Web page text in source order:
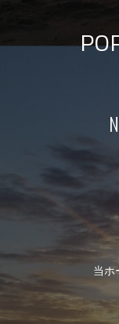
当ホ